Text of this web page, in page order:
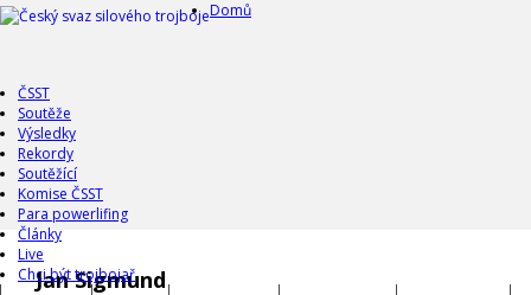
Domů
ČSST
Soutěže
Výsledky
Rekordy
Soutěžící
Komise ČSST
Para powerlifing
Články
Live
Chci být trojbojař
Jan Sigmund